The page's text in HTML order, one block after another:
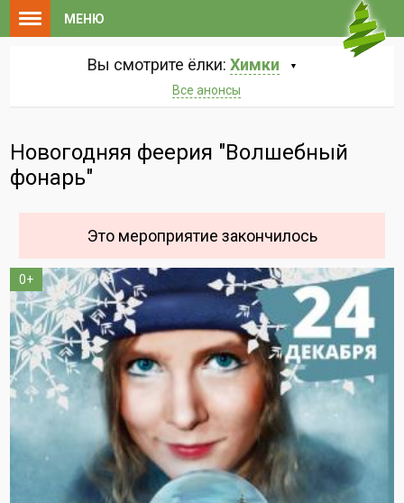
МЕНЮ
Вы смотрите ёлки:Химки
Все анонсы
Новогодняя феерия "Волшебный
фонарь"
Это мероприятие закончилось
0+